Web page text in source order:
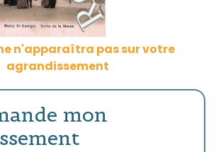
n'apparaîtra pas sur votre
agrandissement
mon